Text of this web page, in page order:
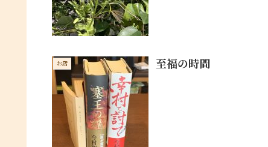
お店 至福の時間